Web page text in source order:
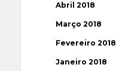
Abril 2018
Março 2018
Fevereiro 2018
Janeiro 2018